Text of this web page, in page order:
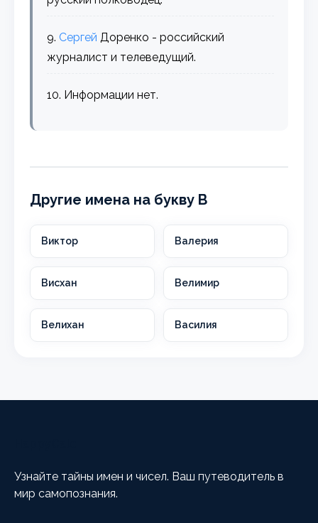
9. Сергей Доренко - российский
журналист и телеведущий.
10. Информации нет.
Другие имена на букву В
Виктор Валерия
Висхан Велимир
Велихан Василия
Узнайте тайны имен и чисел. Ваш путеводитель в
мир самопознания.